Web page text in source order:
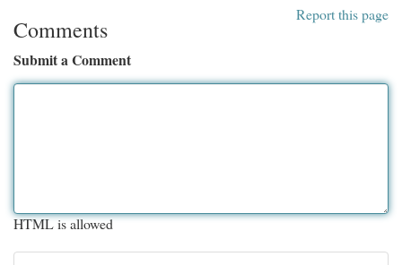
Report this page
Comments
Submit a Comment
HTML is allowed